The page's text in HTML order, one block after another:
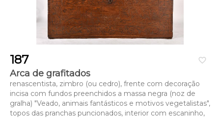
favorite_border
187
Arca de grafitados
renascentista, zimbro (ou cedro), frente com decoração
incisa com fundos preenchidos a massa negra (noz de
gralha) "Veado, animais fantásticos e motivos vegetalistas",
topos das pranchas puncionados, interior com escaninho,